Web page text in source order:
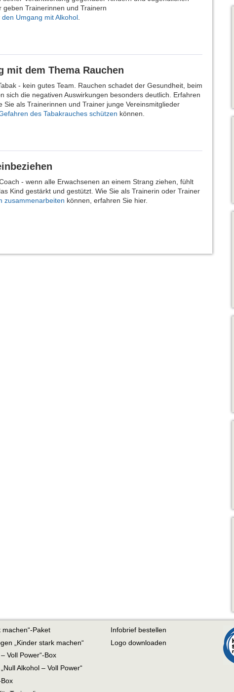
geben Trainerinnen und Trainern
den Umgang mit Alkohol
mit dem Thema Rauchen
- kein gutes Team. Rauchen schadet der Gesundheit, beim
sich die negativen Auswirkungen besonders deutlich. Erfahren
Sie als Trainerinnen und Trainer junge Vereinsmitglieder
des Tabakrauches schützen können.
- wenn alle Erwachsenen an einem Strang ziehen, fühlt
Kind gestärkt und gestützt. Wie Sie als Trainerin oder Trainer
zusammenarbeiten können, erfahren Sie hier.
machen“-Paket
„Kinder stark machen“
Voll Power“-Box
Alkohol – Voll Power“
Infobrief bestellen
Logo downloaden